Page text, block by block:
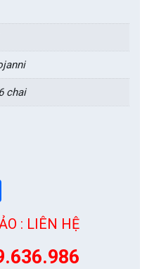
chai
: LIÊN HỆ